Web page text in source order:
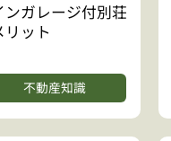
ガレージ付別荘
ット
不動産知識